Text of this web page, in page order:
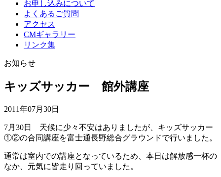
お申し込みについて
よくあるご質問
アクセス
CMギャラリー
リンク集
お知らせ
キッズサッカー 館外講座
2011年07月30日
7月30日 天候に少々不安はありましたが、キッズサッカー
①②の合同講座を富士通長野総合グラウンドで行いました。
通常は室内での講座となっているため、本日は解放感一杯の
なか、元気に皆走り回っていました。